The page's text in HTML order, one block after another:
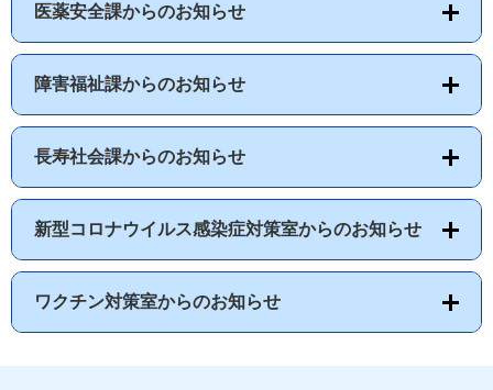
医薬安全課からのお知らせ
障害福祉課からのお知らせ
長寿社会課からのお知らせ
新型コロナウイルス感染症対策室からのお知らせ
ワクチン対策室からのお知らせ